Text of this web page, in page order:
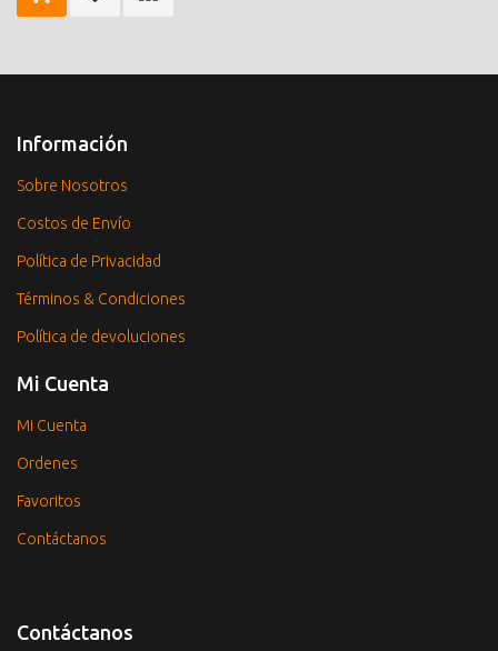
Información
Sobre Nosotros
Costos de Envío
Política de Privacidad
Términos & Condiciones
Política de devoluciones
Mi Cuenta
Mi Cuenta
Ordenes
Favoritos
Contáctanos
Contáctanos